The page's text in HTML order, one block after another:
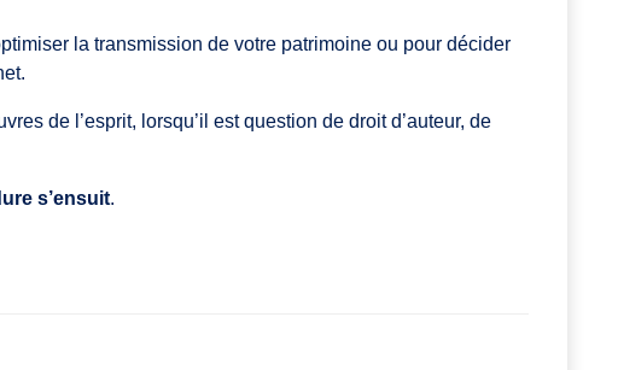
la transmission de votre patrimoine ou pour décider
de l’esprit, lorsqu’il est question de droit d’auteur, de
s’ensuit.